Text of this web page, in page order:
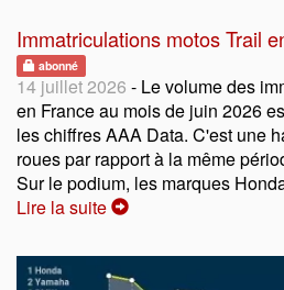
Immatriculations motos Trail
abonné
14 juillet 2026 - Le volume des
en France au mois de juin 2026
les chiffres AAA Data. C'est une
roues par rapport à la même
Sur le podium, les marques
Lire la suite